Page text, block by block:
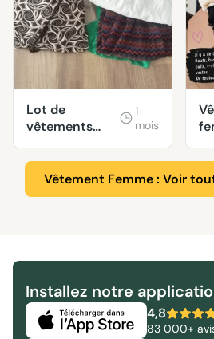
Lot de
vêtements
taille M
1
mois
Vêtement Femme : Voir
Installez notre
4,8
83 000+